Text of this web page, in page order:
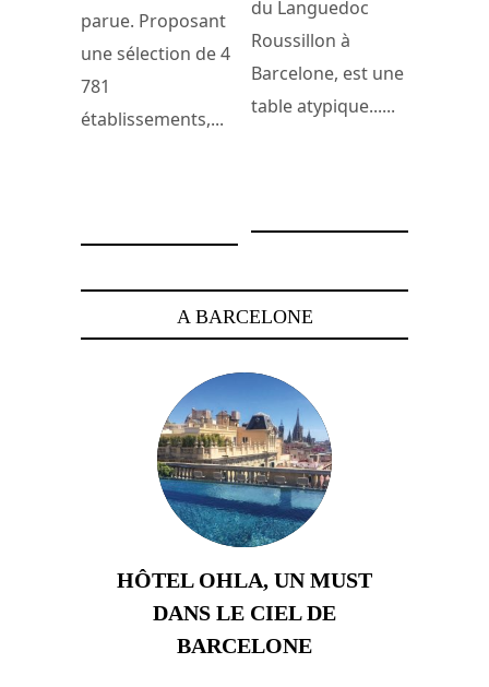
parue. Proposant
une sélection de 4
781
établissements,...
du Languedoc
Roussillon à
Barcelone, est une
table atypique......
A BARCELONE
HÔTEL OHLA, UN MUST
DANS LE CIEL DE
BARCELONE